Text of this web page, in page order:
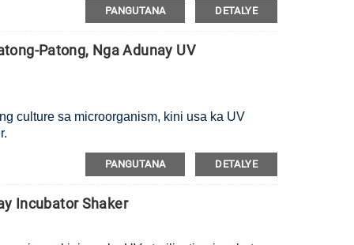
PANGUTANA DETALYE
Patong, Nga Adunay UV
culture sa microorganism, kini usa ka UV
PANGUTANA DETALYE
Incubator Shaker